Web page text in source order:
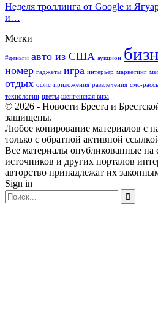
Неделя троллинга от Google и
и…
Метки
#деньги авто из США аукцион
номер гаджеты игра интерьер маркетинг
отдых офис приложения развлечения смс-
технологии цветы шенгенская виза
© 2026 - Новости Бреста и
защищены.
Любое копирование материалов с
только с обратной активной
Все материалы опубликованные на
источников и других порталов
авторство принадлежат их
Sign in